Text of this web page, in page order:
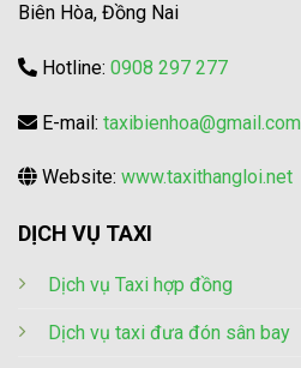
Biên Hòa, Đồng Nai
Hotline: 0908 297 277
E-mail: taxibienhoa@gmail.com
Website: www.taxithangloi.net
DỊCH VỤ TAXI
Dịch vụ Taxi hợp đồng
Dịch vụ taxi đưa đón sân bay